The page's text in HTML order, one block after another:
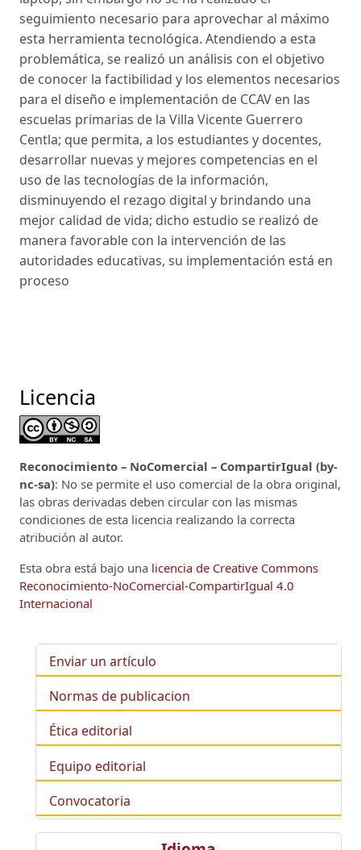
seguimiento necesario para aprovechar al máximo
esta herramienta tecnológica. Atendiendo a esta
problemática, se realizó un análisis con el objetivo
de conocer la factibilidad y los elementos necesarios
para el diseño e implementación de CCAV en las
escuelas primarias de la Villa Vicente Guerrero
Centla; que permita, a los estudiantes y docentes,
desarrollar nuevas y mejores competencias en el
uso de las tecnologías de la información,
disminuyendo el rezago digital y brindando una
mejor calidad de vida; dicho estudio se realizó de
manera favorable con la intervención de las
autoridades educativas, su implementación está en
proceso
Licencia
Reconocimiento – NoComercial – CompartirIgual (by-
nc-sa): No se permite el uso comercial de la obra original,
las obras derivadas deben circular con las mismas
condiciones de esta licencia realizando la correcta
atribución al autor.
Esta obra está bajo una licencia de Creative Commons
Reconocimiento-NoComercial-CompartirIgual 4.0
Internacional
Enviar un artículo
Normas de publicacion
Ética editorial
Equipo editorial
Convocatoria